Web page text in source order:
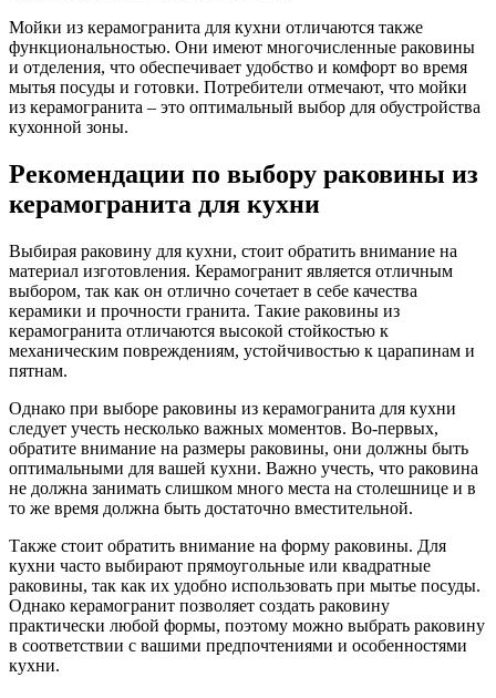
Мойки из керамогранита для кухни отличаются также
функциональностью. Они имеют многочисленные раковины
и отделения, что обеспечивает удобство и комфорт во время
мытья посуды и готовки. Потребители отмечают, что мойки
из керамогранита – это оптимальный выбор для обустройства
кухонной зоны.
Рекомендации по выбору раковины из
керамогранита для кухни
Выбирая раковину для кухни, стоит обратить внимание на
материал изготовления. Керамогранит является отличным
выбором, так как он отлично сочетает в себе качества
керамики и прочности гранита. Такие раковины из
керамогранита отличаются высокой стойкостью к
механическим повреждениям, устойчивостью к царапинам и
пятнам.
Однако при выборе раковины из керамогранита для кухни
следует учесть несколько важных моментов. Во-первых,
обратите внимание на размеры раковины, они должны быть
оптимальными для вашей кухни. Важно учесть, что раковина
не должна занимать слишком много места на столешнице и в
то же время должна быть достаточно вместительной.
Также стоит обратить внимание на форму раковины. Для
кухни часто выбирают прямоугольные или квадратные
раковины, так как их удобно использовать при мытье посуды.
Однако керамогранит позволяет создать раковину
практически любой формы, поэтому можно выбрать раковину
в соответствии с вашими предпочтениями и особенностями
кухни.